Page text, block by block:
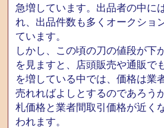
急増しています。出品者の中に
れ、出品件数も多くオークショ
ています。
しかし、この頃の刀の値段が下
を見ますと、店頭販売や通販で
を増している中では、価格は業
売れればよしとするのであろう
札価格と業者間取引価格が近く
われます。